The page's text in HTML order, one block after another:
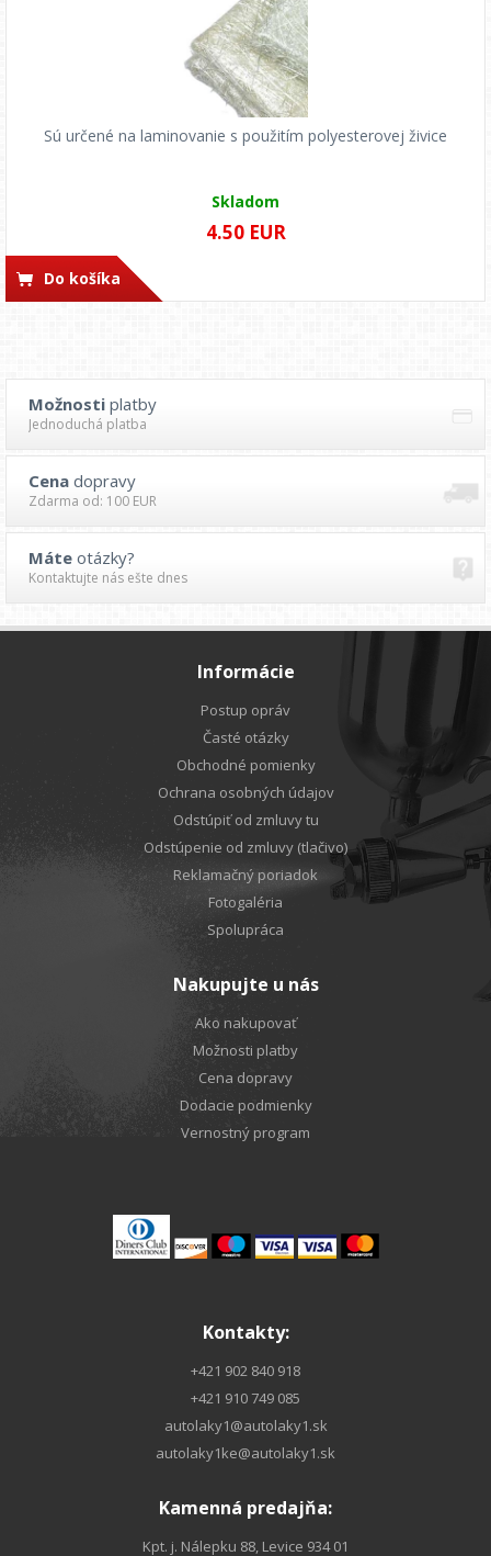
Sú určené na laminovanie s použitím polyesterovej živice
Skladom
4.50 EUR
Do košíka
Možnosti platby
Jednoduchá platba
Cena dopravy
Zdarma od: 100 EUR
Máte otázky?
Kontaktujte nás ešte dnes
Informácie
Postup opráv
Časté otázky
Obchodné pomienky
Ochrana osobných údajov
Odstúpiť od zmluvy tu
Odstúpenie od zmluvy (tlačivo)
Reklamačný poriadok
Fotogaléria
Spolupráca
Nakupujte u nás
Ako nakupovať
Možnosti platby
Cena dopravy
Dodacie podmienky
Vernostný program
Kontakty:
+421 902 840 918
+421 910 749 085
autolaky1@autolaky1.sk
autolaky1ke@autolaky1.sk
Kamenná predajňa:
Kpt. j. Nálepku 88, Levice 934 01